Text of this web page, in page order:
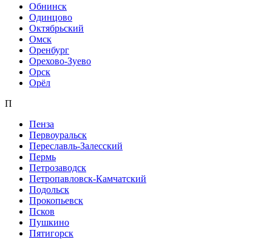
Обнинск
Одинцово
Октябрьский
Омск
Оренбург
Орехово-Зуево
Орск
Орёл
П
Пенза
Первоуральск
Переславль-Залесский
Пермь
Петрозаводск
Петропавловск-Камчатский
Подольск
Прокопьевск
Псков
Пушкино
Пятигорск